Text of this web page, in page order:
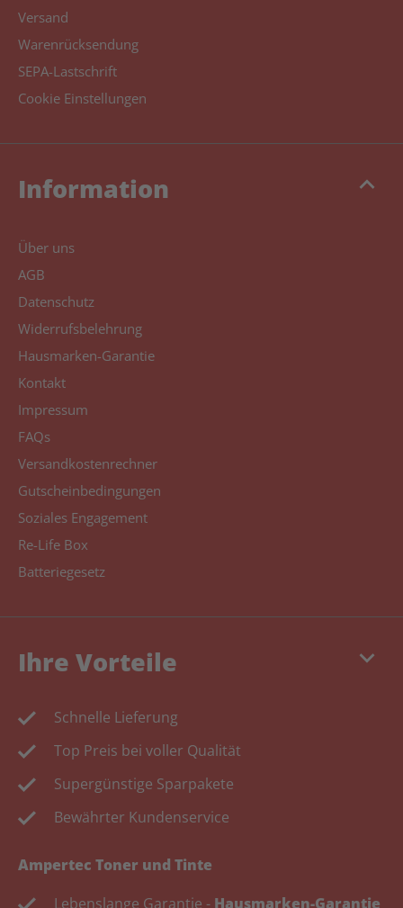
Versand
Warenrücksendung
SEPA-Lastschrift
Cookie Einstellungen
keyboard_arrow_up
Information
Über uns
AGB
Datenschutz
Widerrufsbelehrung
Hausmarken-Garantie
Kontakt
Impressum
FAQs
Versandkostenrechner
Gutscheinbedingungen
Soziales Engagement
Re-Life Box
Batteriegesetz
keyboard_arrow_down
Ihre Vorteile
Schnelle Lieferung
Top Preis bei voller Qualität
Supergünstige Sparpakete
Bewährter Kundenservice
Ampertec Toner und Tinte
Lebenslange Garantie - Hausmarken-Garantie